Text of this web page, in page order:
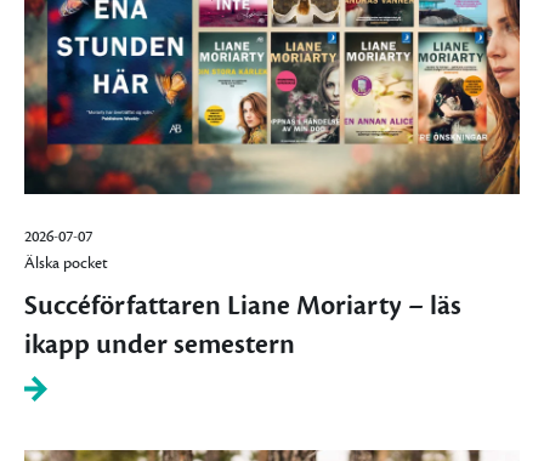
2026-07-07
Älska pocket
Succéförfattaren Liane Moriarty – läs
ikapp under semestern